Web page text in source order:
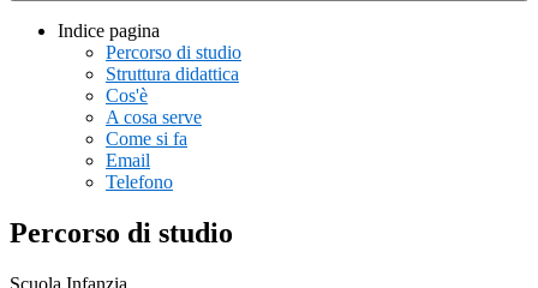
Indice pagina
Percorso di studio
Struttura didattica
Cos'è
A cosa serve
Come si fa
Email
Telefono
Percorso di studio
Scuola Infanzia